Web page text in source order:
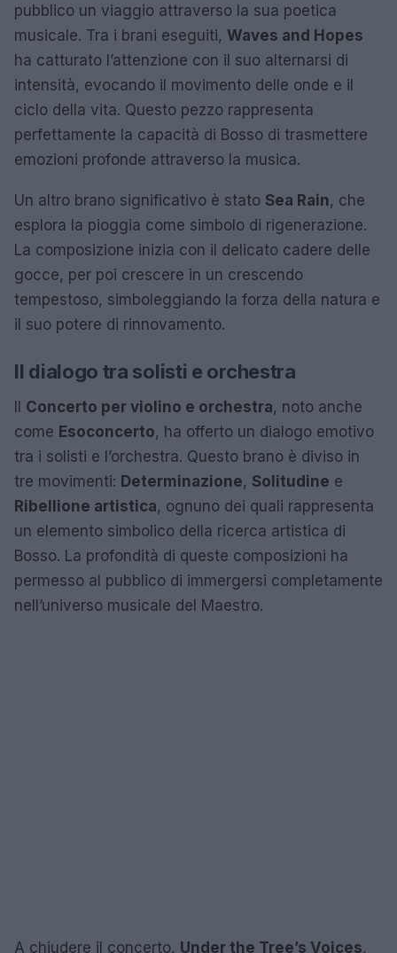
pubblico un viaggio attraverso la sua poetica
musicale. Tra i brani eseguiti, Waves and Hopes
ha catturato l’attenzione con il suo alternarsi di
intensità, evocando il movimento delle onde e il
ciclo della vita. Questo pezzo rappresenta
perfettamente la capacità di Bosso di trasmettere
emozioni profonde attraverso la musica.
Un altro brano significativo è stato Sea Rain, che
esplora la pioggia come simbolo di rigenerazione.
La composizione inizia con il delicato cadere delle
gocce, per poi crescere in un crescendo
tempestoso, simboleggiando la forza della natura e
il suo potere di rinnovamento.
Il dialogo tra solisti e orchestra
Il Concerto per violino e orchestra, noto anche
come Esoconcerto, ha offerto un dialogo emotivo
tra i solisti e l’orchestra. Questo brano è diviso in
tre movimenti: Determinazione, Solitudine e
Ribellione artistica, ognuno dei quali rappresenta
un elemento simbolico della ricerca artistica di
Bosso. La profondità di queste composizioni ha
permesso al pubblico di immergersi completamente
nell’universo musicale del Maestro.
A chiudere il concerto, Under the Tree’s Voices,